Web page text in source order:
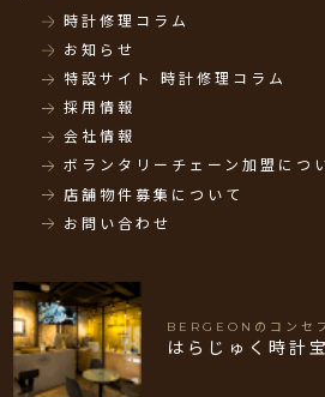
時計修理コラム
お知らせ
特設サイト 時計修理コラム
採用情報
会社情報
ボランタリーチェーン加盟につ
店舗物件募集について
お問い合わせ
BERGEONのコンセ
はらじゅく時計